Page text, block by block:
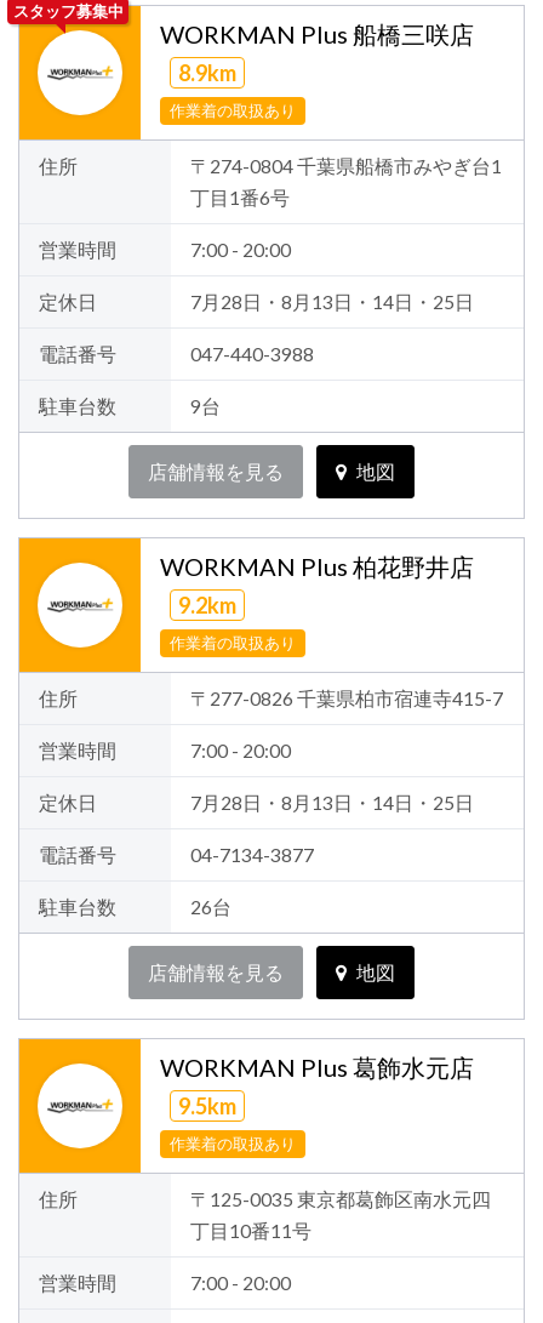
スタッフ募集中
WORKMAN Plus 船橋三咲店
8.9km
作業着の取扱あり
住所
〒274-0804 千葉県船橋市みやぎ台1
丁目1番6号
営業時間 7:00 - 20:00
定休日 7月28日・8月13日・14日・25日
電話番号 047-440-3988
駐車台数 9台
店舗情報を見る 地図
WORKMAN Plus 柏花野井店
9.2km
作業着の取扱あり
住所 〒277-0826 千葉県柏市宿連寺415-7
営業時間 7:00 - 20:00
定休日 7月28日・8月13日・14日・25日
電話番号 04-7134-3877
駐車台数 26台
店舗情報を見る 地図
WORKMAN Plus 葛飾水元店
9.5km
作業着の取扱あり
住所
〒125-0035 東京都葛飾区南水元四
丁目10番11号
営業時間 7:00 - 20:00